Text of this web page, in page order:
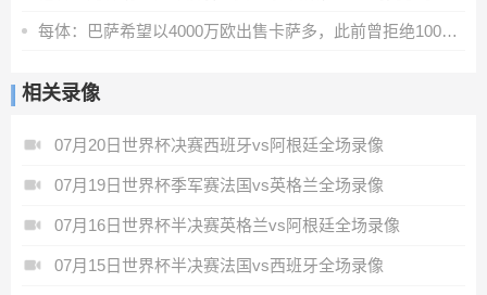
每体：巴萨希望以4000万欧出售卡萨多，此前曾拒绝1000多万欧报价
相关录像
07月20日世界杯决赛西班牙vs阿根廷全场录像
07月19日世界杯季军赛法国vs英格兰全场录像
07月16日世界杯半决赛英格兰vs阿根廷全场录像
07月15日世界杯半决赛法国vs西班牙全场录像